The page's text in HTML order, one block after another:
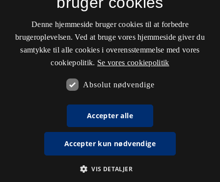
Denne hjemmeside bruger cookies til at forbedre
brugeroplevelsen. Ved at bruge vores hjemmeside giver du
samtykke til alle cookies i overensstemmelse med vores
cookiepolitik. Se vores cookiepolitik
Absolut nødvendige
Accepter alle
Accepter kun nødvendige
VIS DETALJER